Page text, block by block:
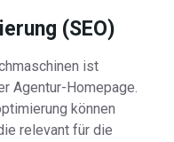
(SEO)
ist
Agentur-Homepage.
können
relevant für die